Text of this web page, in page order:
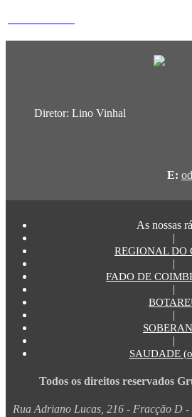
Diretor: Lino Vinhal
E:
As nossas
|
REGIONAL DO
|
FADO DE
|
|
|
SAUDADE
Todos os direitos reservados
Rua Adriano Lucas, 216 - Fracção D